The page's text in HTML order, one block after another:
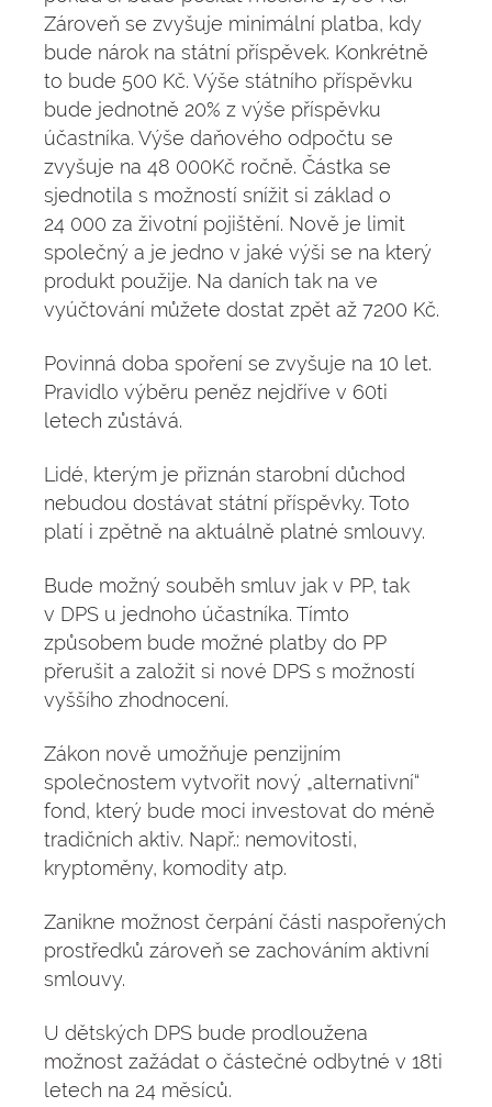
Zároveň se zvyšuje minimální platba, kdy
bude nárok na státní příspěvek. Konkrétně
to bude 500 Kč. Výše státního příspěvku
bude jednotně 20% z výše příspěvku
účastníka. Výše daňového odpočtu se
zvyšuje na 48 000Kč ročně. Částka se
sjednotila s možností snížit si základ o
24 000 za životní pojištění. Nově je limit
společný a je jedno v jaké výši se na který
produkt použije. Na daních tak na ve
vyúčtování můžete dostat zpět až 7200 Kč.
Povinná doba spoření se zvyšuje na 10 let.
Pravidlo výběru peněz nejdříve v 60ti
letech zůstává.
Lidé, kterým je přiznán starobní důchod
nebudou dostávat státní příspěvky. Toto
platí i zpětně na aktuálně platné smlouvy.
Bude možný souběh smluv jak v PP, tak
v DPS u jednoho účastníka. Tímto
způsobem bude možné platby do PP
přerušit a založit si nové DPS s možností
vyššího zhodnocení.
Zákon nově umožňuje penzijním
společnostem vytvořit nový „alternativní“
fond, který bude moci investovat do méně
tradičních aktiv. Např.: nemovitosti,
kryptoměny, komodity atp.
Zanikne možnost čerpání části naspořených
prostředků zároveň se zachováním aktivní
smlouvy.
U dětských DPS bude prodloužena
možnost zažádat o částečné odbytné v 18ti
letech na 24 měsíců.